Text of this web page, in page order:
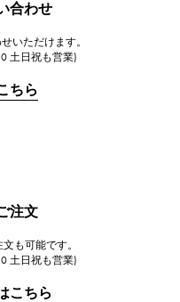
合わせ
いただけます。
土日祝も営業)
ちら
注文
も可能です。
土日祝も営業)
こちら